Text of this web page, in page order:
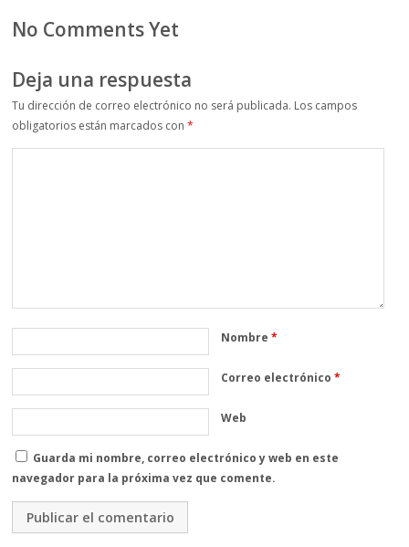
No Comments Yet
Deja una respuesta
Tu dirección de correo electrónico no será publicada. Los campos
obligatorios están marcados con*
Nombre*
Correo electrónico*
Web
Guarda mi nombre, correo electrónico y web en este
navegador para la próxima vez que comente.